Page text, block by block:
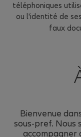
téléphoniques
ou l'identité de
faux
Bienvenue
sous-pref. Nous
accompagner